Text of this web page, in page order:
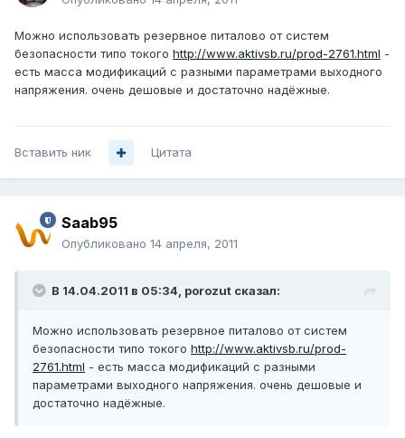
Можно использовать резервное питалово от систем
безопасности типо токого http://www.aktivsb.ru/prod-2761.html -
есть масса модификаций с разными параметрами выходного
напряжения. очень дешовые и достаточно надёжные.
Вставить ник Цитата
Saab95
Опубликовано 14 апреля, 2011
В 14.04.2011 в 05:34, porozut сказал:
Можно использовать резервное питалово от систем
безопасности типо токого http://www.aktivsb.ru/prod-
2761.html - есть масса модификаций с разными
параметрами выходного напряжения. очень дешовые и
достаточно надёжные.